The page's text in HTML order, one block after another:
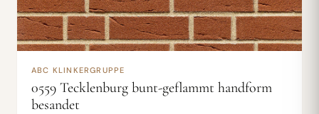
ABC KLINKERGRUPPE
0559 Tecklenburg bunt-geflammt handform
besandet